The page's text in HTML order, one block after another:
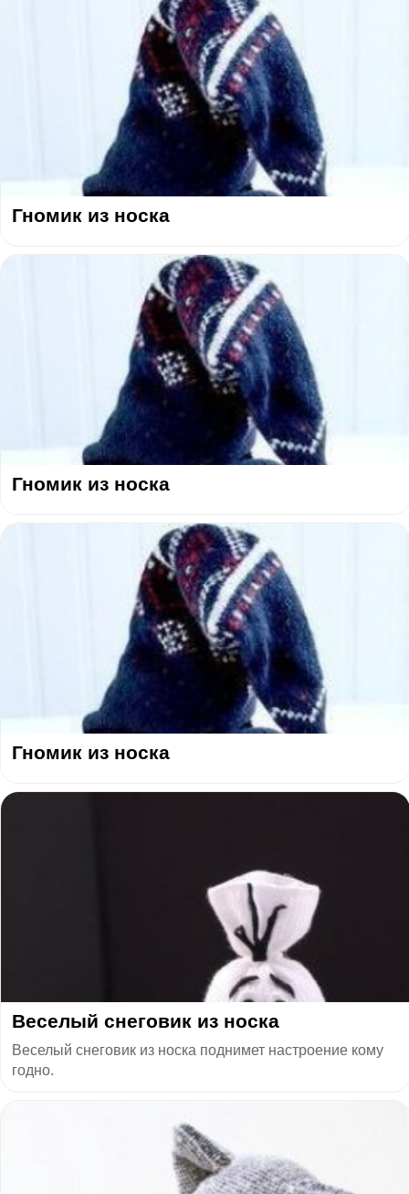
Гномик из носка
Гномик из носка
Гномик из носка
Веселый снеговик из носка
Веселый снеговик из носка поднимет настроение кому
годно.